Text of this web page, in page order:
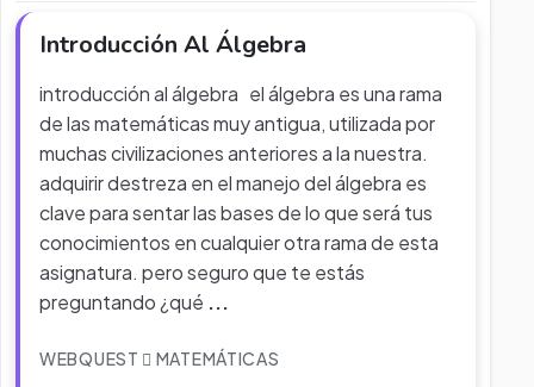
Introducción Al Álgebra
introducción al álgebra el álgebra es una rama
de las matemáticas muy antigua, utilizada por
muchas civilizaciones anteriores a la nuestra.
adquirir destreza en el manejo del álgebra es
clave para sentar las bases de lo que será tus
conocimientos en cualquier otra rama de esta
asignatura. pero seguro que te estás
preguntando ¿qué ...
WEBQUEST MATEMÁTICAS